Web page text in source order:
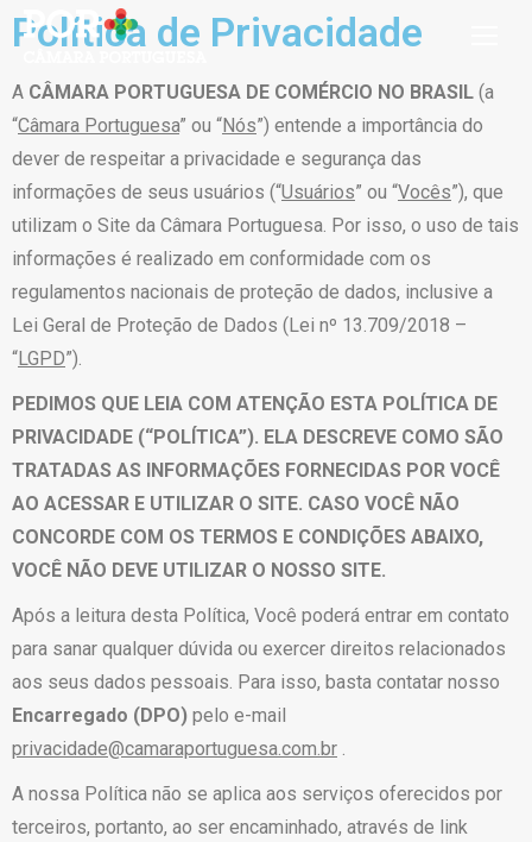
Política de Privacidade
A CÂMARA PORTUGUESA DE COMÉRCIO NO BRASIL (a
“Câmara Portuguesa” ou “Nós”) entende a importância do
dever de respeitar a privacidade e segurança das
informações de seus usuários (“Usuários” ou “Vocês”), que
utilizam o Site da Câmara Portuguesa. Por isso, o uso de tais
informações é realizado em conformidade com os
regulamentos nacionais de proteção de dados, inclusive a
Lei Geral de Proteção de Dados (Lei nº 13.709/2018 –
“LGPD”).
PEDIMOS QUE LEIA COM ATENÇÃO ESTA POLÍTICA DE
PRIVACIDADE (“POLÍTICA”). ELA DESCREVE COMO SÃO
TRATADAS AS INFORMAÇÕES FORNECIDAS POR VOCÊ
AO ACESSAR E UTILIZAR O SITE. CASO VOCÊ NÃO
CONCORDE COM OS TERMOS E CONDIÇÕES ABAIXO,
VOCÊ NÃO DEVE UTILIZAR O NOSSO SITE.
Após a leitura desta Política, Você poderá entrar em contato
para sanar qualquer dúvida ou exercer direitos relacionados
aos seus dados pessoais. Para isso, basta contatar nosso
Encarregado (DPO) pelo e-mail
privacidade@camaraportuguesa.com.br .
A nossa Política não se aplica aos serviços oferecidos por
terceiros, portanto, ao ser encaminhado, através de link